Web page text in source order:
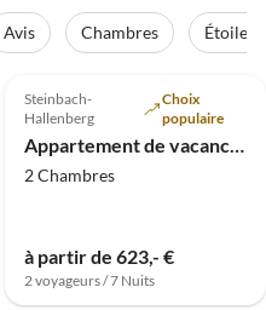
Avis Chambres
Étoiles
Steinbach-
Hallenberg
Choix
populaire
Appartement de vacances Juchheim
2 Chambres
à partir de 623,- €
2 voyageurs / 7 Nuits